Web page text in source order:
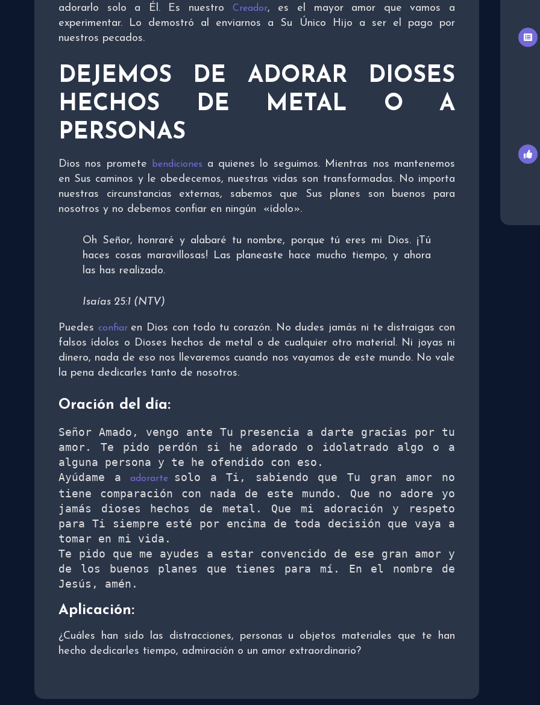
adorarlo solo a Él. Es nuestro
Creador, es el mayor amor que vamos a
experimentar. Lo demostró al enviarnos a Su Único Hijo a ser el pago por
nuestros pecados.
DEJEMOS DE ADORAR DIOSES
HECHOS DE METAL O A
PERSONAS
Dios nos promete bendiciones a quienes lo seguimos. Mientras nos mantenemos
en Sus caminos y le obedecemos, nuestras vidas son transformadas. No importa
nuestras circunstancias externas, sabemos que Sus planes son buenos para
nosotros y no debemos confiar en ningún «ídolo».
Oh Señor, honraré y alabaré tu nombre, porque tú eres mi Dios. ¡Tú
haces cosas maravillosas! Las planeaste hace mucho tiempo, y ahora
las has realizado.
Isaías 25:1 (NTV)
Puedes confiar en Dios con todo tu corazón. No dudes jamás ni te distraigas con
falsos ídolos o Dioses hechos de metal o de cualquier otro material. Ni joyas ni
dinero, nada de eso nos llevaremos cuando nos vayamos de este mundo. No vale
la pena dedicarles tanto de nosotros.
Oración del día:
Señor Amado, vengo ante Tu presencia a darte gracias por tu
amor. Te pido perdón si he adorado o idolatrado algo o a
alguna persona y te he ofendido con eso.
Ayúdame a adorarte
solo a Ti, sabiendo que Tu gran amor no
tiene comparación con nada de este mundo. Que no adore yo
jamás dioses hechos de metal. Que mi adoración y respeto
para Ti siempre esté por encima de toda decisión que vaya a
tomar en mi vida.
Te pido que me ayudes a estar convencido de ese gran amor y
de los buenos planes que tienes para mí. En el nombre de
Jesús, amén.
Aplicación:
¿Cuáles han sido las distracciones, personas u objetos materiales que te han
hecho dedicarles tiempo, admiración o un amor extraordinario?